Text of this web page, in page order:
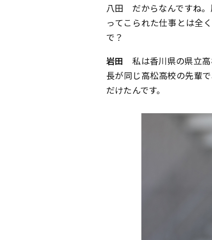
八田 だからなんですね
ってこられた仕事とは全
で？
岩田
私は香川県の県立
長が同じ高松高校の先輩
だけたんです。